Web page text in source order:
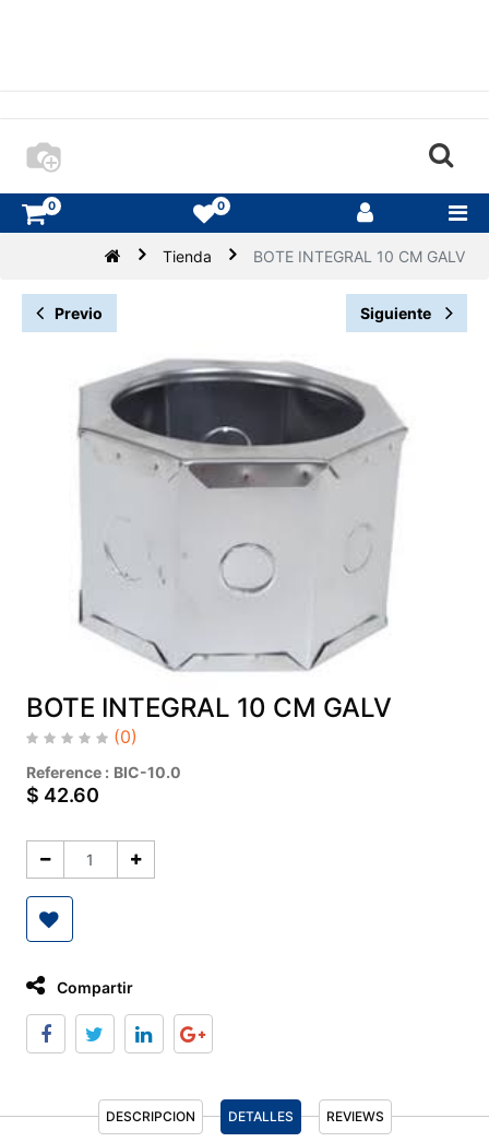
0 0
Tienda BOTE INTEGRAL 10 CM GALV
Previo Siguiente
BOTE INTEGRAL 10 CM GALV
(0)
Reference : BIC-10.0
$ 42.60
Compartir
DESCRIPCION DETALLES REVIEWS